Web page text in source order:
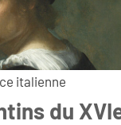
italienne
du